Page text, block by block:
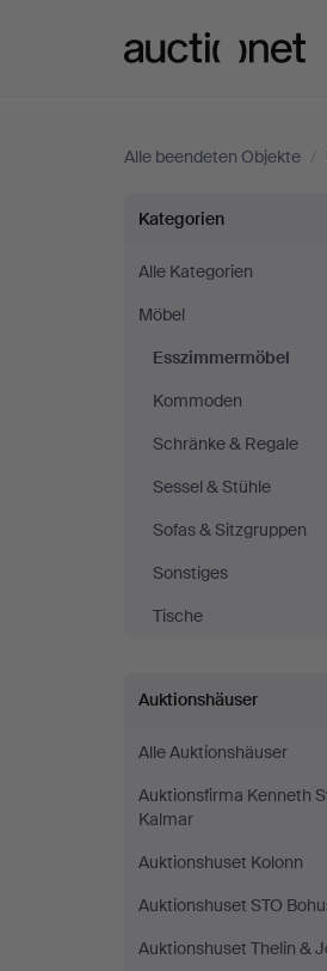
Alle beendeten Objekte /
bei
Leiflers
Auktionshus
Kategorien
Alle Kategorien
Möbel
Esszimmermöbel
Kommoden
Schränke & Regale
Sessel & Stühle
Sofas & Sitzgruppen
Sonstiges
Tische
Auktionshäuser
Alle Auktionshäuser
Auktionsfirma Kenneth
Kalmar
Auktionshuset Kolonn
Auktionshuset STO
Auktionshuset Thelin &